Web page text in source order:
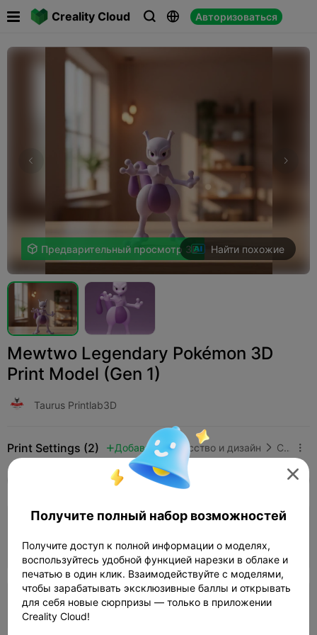
Creality Cloud   Авторизоваться
 
 Предварительный просмотр 3D Найти похожие
Mewtwo Legendary Pokémon 3D
Print Model (Gen 1)
Taurus Printlab3D
Print Settings (2)  Добавить Искусство и дизайн  Скульптуры и произведения искусства 
K2 Plus K2 Pro
0.2mm layer, 2 walls, 15% infill
Автор  01h 41m  1 plates  31.54g
0.2mm layer, 2 walls, 15% infill

Получите полный набор возможностей
Получите доступ к полной информации о моделях,
воспользуйтесь удобной функцией нарезки в облаке и
печатью в один клик. Взаимодействуйте с моделями,
чтобы зарабатывать эксклюзивные баллы и открывать
для себя новые сюрпризы — только в приложении
Creality Cloud!